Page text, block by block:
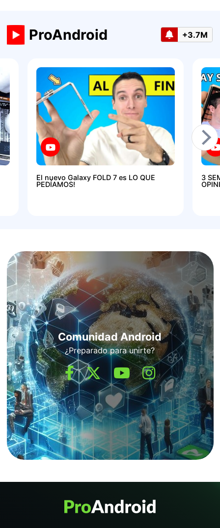
ProAndroid +3.7M
El nuevo Galaxy FOLD 7 es LO QUE
PEDÍAMOS!
3
Comunidad Android
¿Preparado para unirte?